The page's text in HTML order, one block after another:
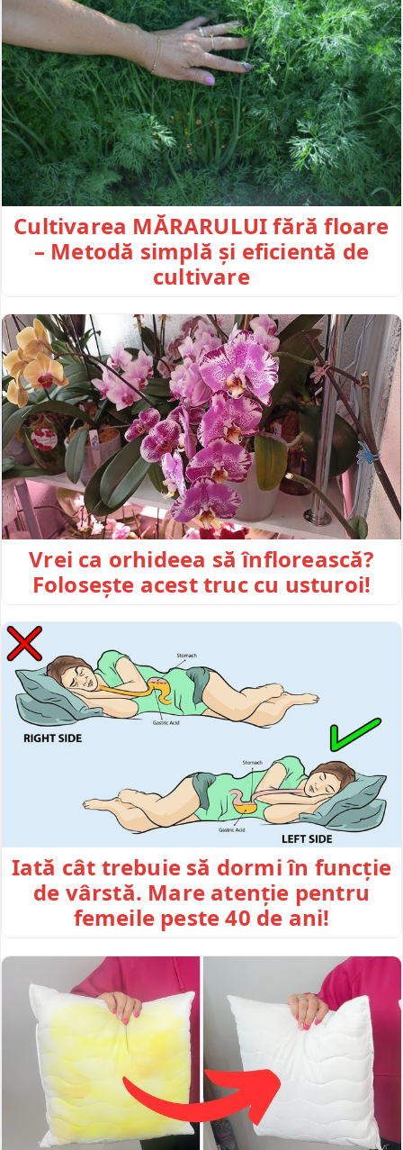
Cultivarea MĂRARULUI fără floare
– Metodă simplă și eficientă de
cultivare
Vrei ca orhideea să înflorească?
Folosește acest truc cu usturoi!
Iată cât trebuie să dormi în funcție
de vârstă. Mare atenție pentru
femeile peste 40 de ani!